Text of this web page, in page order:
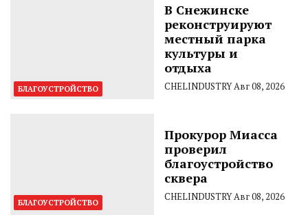
БЛАГОУСТРОЙСТВО
В Снежинске
реконструируют
местный парка
культуры и
отдыха
CHELINDUSTRYАвг 08, 2026
БЛАГОУСТРОЙСТВО
Прокурор Миасса
проверил
благоустройство
сквера
CHELINDUSTRYАвг 08, 2026